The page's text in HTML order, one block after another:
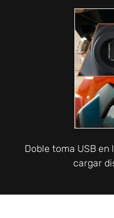
Doble toma USB
cargar